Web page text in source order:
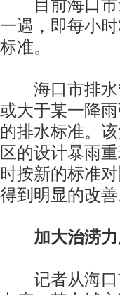
目前海口市
一遇，即每小
标准。
海口市排水
或大于某一降
的排水标准。
区的设计暴雨
时按新的标准
得到明显的改善
加大治涝
记者从海口市